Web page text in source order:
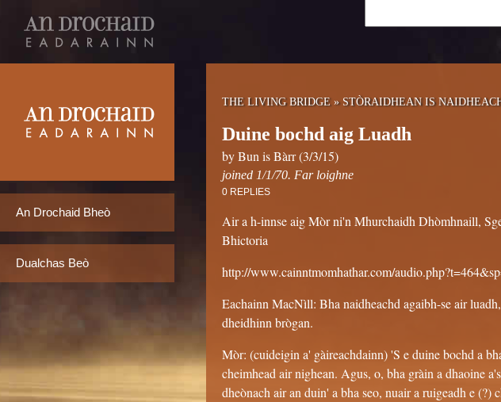
An Drochaid Bheò
Dualchas Beò
THE LIVING BRIDGE» STÒRAIDHEAN IS
Duine bochd aig Luadh
by Bun is Bàrr (3/3/15)
joined 1/1/70. Far loighne
0 REPLIES
Air a h-innse aig Mòr ni'n Mhurchaidh Dhòmhnaill,
Bhictoria
http://www.cainntmomhathar.com/
Eachainn MacNìll: Bha naidheachd agaibh-se air
dheidhinn brògan.
Mòr: (cuideigin a' gàireachdainn) 'S e duine bochd a
cheimhead air nighean. Agus, o, bha gràin a dhaoine
dheònach air an duin' a bha seo, nuair a ruigeadh e (?)